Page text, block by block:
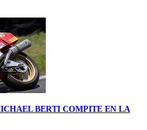
BERTI COMPITE EN LA